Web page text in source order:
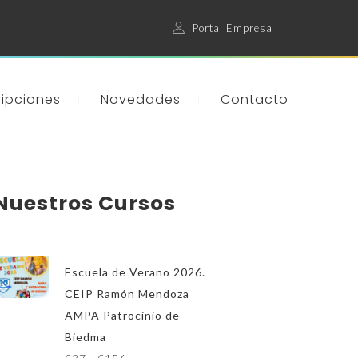
Portal Empresa
Novedades Contacto
Cursos
Escuela de Verano 2026.
CEIP Ramón Mendoza
AMPA Patrocinio de
Biedma